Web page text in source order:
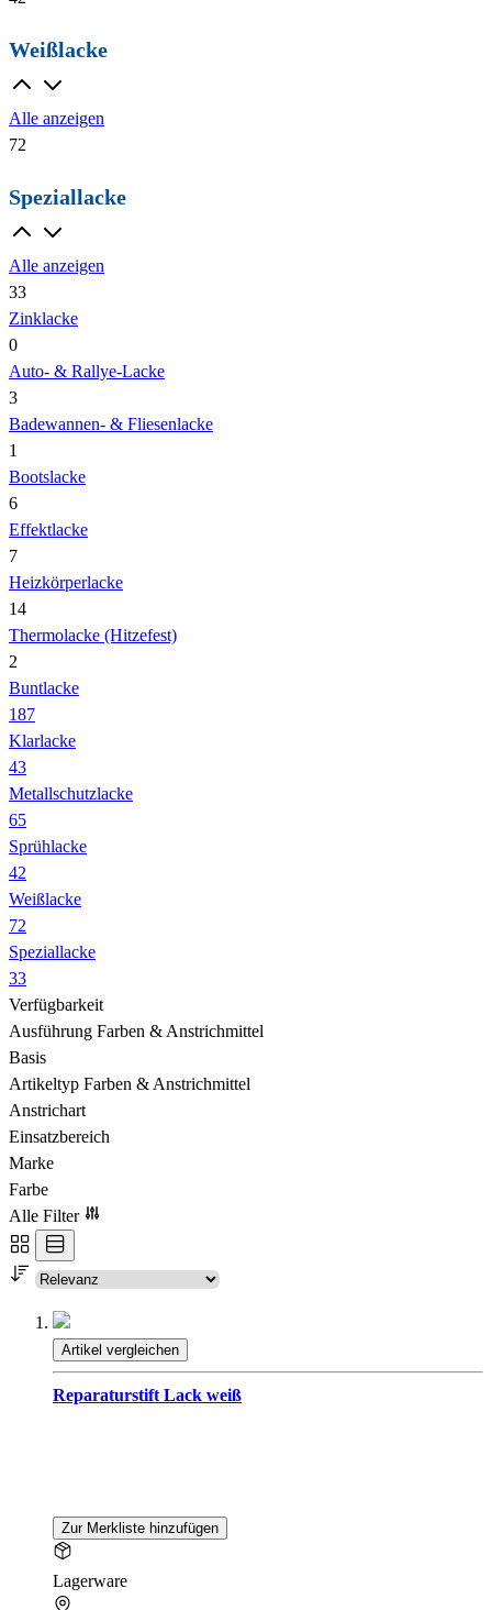
Weißlacke
Alle anzeigen
72
Speziallacke
Alle anzeigen
33
Zinklacke
0
Auto- & Rallye-Lacke
3
Badewannen- & Fliesenlacke
1
Bootslacke
6
Effektlacke
7
Heizkörperlacke
14
Thermolacke (Hitzefest)
2
Buntlacke
187
Klarlacke
43
Metallschutzlacke
65
Sprühlacke
42
Weißlacke
72
Speziallacke
33
Verfügbarkeit
Ausführung Farben & Anstrichmittel
Basis
Artikeltyp Farben & Anstrichmittel
Anstrichart
Einsatzbereich
Marke
Farbe
Alle Filter
Artikel vergleichen
Reparaturstift Lack weiß
Zur Merkliste hinzufügen
Lagerware